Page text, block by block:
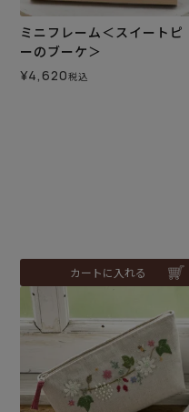
ミニフレーム＜スイートピ
ーのブーケ＞
¥4,620税込
カートに入れる